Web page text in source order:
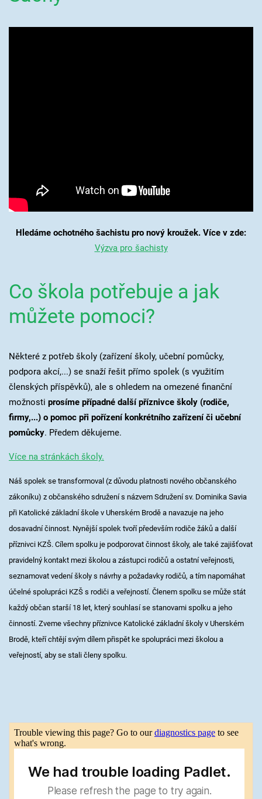
Hledáme ochotného šachistu pro nový kroužek. Více v zde:
Výzva pro šachisty
Co škola potřebuje a jak
můžete pomoci?
Některé z potřeb školy (zařízení školy, učební pomůcky,
podpora akcí,...) se snaží řešit přímo spolek (s využitím
členských příspěvků), ale s ohledem na omezené finanční
možnosti prosíme případné další příznivce školy (rodiče,
firmy,...) o pomoc při pořízení konkrétního zařízení či učební
pomůcky. Předem děkujeme.
Více na stránkách školy.
Náš spolek se transformoval (z důvodu platnosti nového občanského
zákoníku) z občanského sdružení s názvem Sdružení sv. Dominika Savia
při Katolické základní škole v Uherském Brodě a navazuje na jeho
dosavadní činnost. Nynější spolek tvoří především rodiče žáků a další
příznivci KZŠ. Cílem spolku je podporovat činnost školy, ale také zajišťovat
pravidelný kontakt mezi školou a zástupci rodičů a ostatní veřejnosti,
seznamovat vedení školy s návrhy a požadavky rodičů, a tím napomáhat
účelné spolupráci KZŠ s rodiči a veřejností. Členem spolku se může stát
každý občan starší 18 let, který souhlasí se stanovami spolku a jeho
činností. Zveme všechny příznivce Katolické základní školy v Uherském
Brodě, kteří chtějí svým dílem přispět ke spolupráci mezi školou a
veřejností, aby se stali členy spolku.